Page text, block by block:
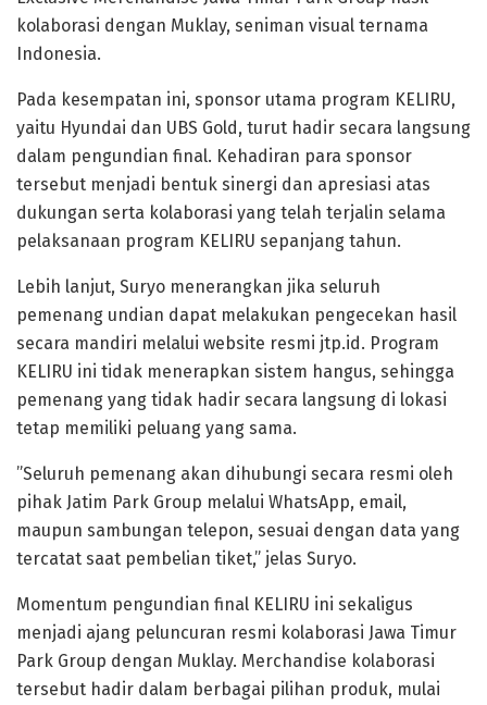
kolaborasi dengan Muklay, seniman visual ternama
Indonesia.
Pada kesempatan ini, sponsor utama program KELIRU,
yaitu Hyundai dan UBS Gold, turut hadir secara langsung
dalam pengundian final. Kehadiran para sponsor
tersebut menjadi bentuk sinergi dan apresiasi atas
dukungan serta kolaborasi yang telah terjalin selama
pelaksanaan program KELIRU sepanjang tahun.
Lebih lanjut, Suryo menerangkan jika seluruh
pemenang undian dapat melakukan pengecekan hasil
secara mandiri melalui website resmi jtp.id. Program
KELIRU ini tidak menerapkan sistem hangus, sehingga
pemenang yang tidak hadir secara langsung di lokasi
tetap memiliki peluang yang sama.
”Seluruh pemenang akan dihubungi secara resmi oleh
pihak Jatim Park Group melalui WhatsApp, email,
maupun sambungan telepon, sesuai dengan data yang
tercatat saat pembelian tiket,” jelas Suryo.
Momentum pengundian final KELIRU ini sekaligus
menjadi ajang peluncuran resmi kolaborasi Jawa Timur
Park Group dengan Muklay. Merchandise kolaborasi
tersebut hadir dalam berbagai pilihan produk, mulai